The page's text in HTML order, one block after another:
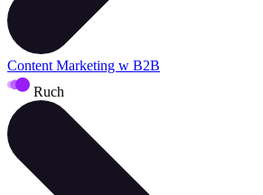
Content Marketing w B2B
Ruch